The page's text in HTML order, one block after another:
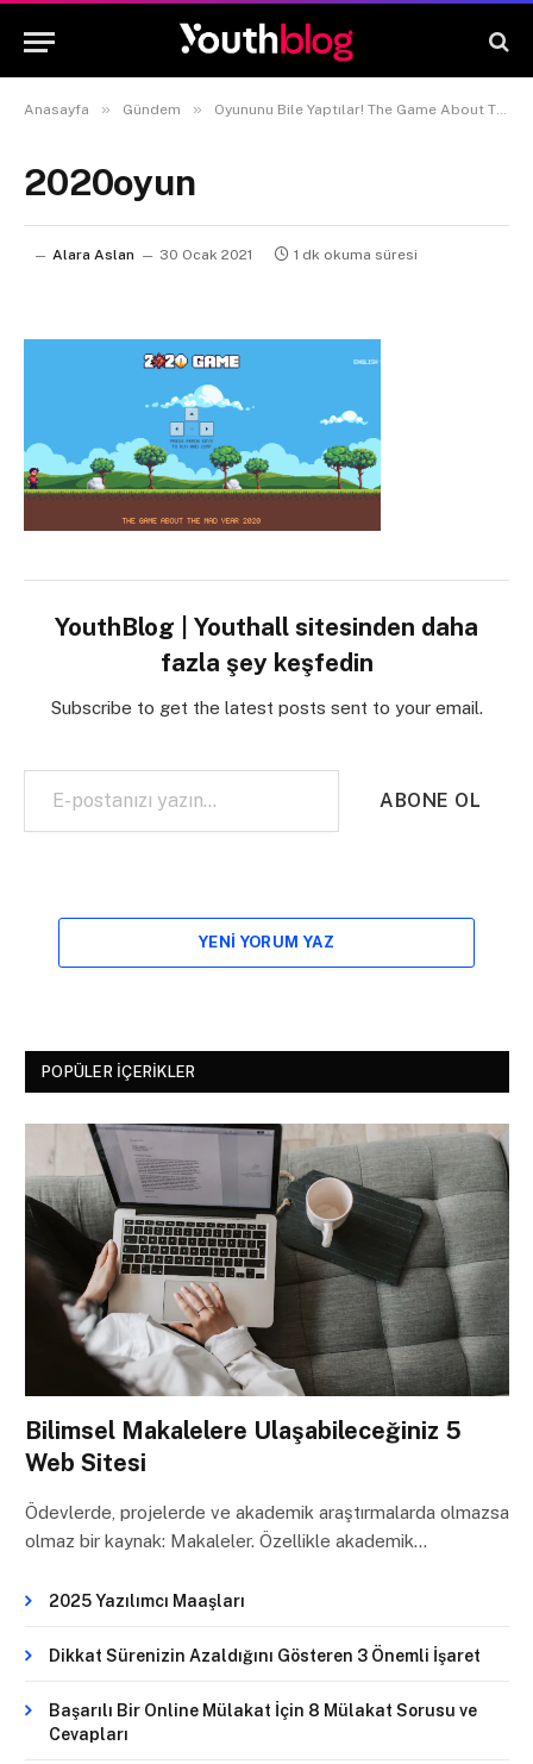
Anasayfa » Gündem » Oyununu Bile Yaptılar! The Game About The Mad Year 2020
2020oyun
Alara Aslan 30 Ocak 2021 1 dk okuma süresi
YouthBlog | Youthall sitesinden daha
fazla şey keşfedin
Subscribe to get the latest posts sent to your email.
E-postanızı yazın…
ABONE OL
YENI YORUM YAZ
POPÜLER İÇERIKLER
Bilimsel Makalelere Ulaşabileceğiniz 5
Web Sitesi
Ödevlerde, projelerde ve akademik araştırmalarda olmazsa
olmaz bir kaynak: Makaleler. Özellikle akademik…
2025 Yazılımcı Maaşları
Dikkat Sürenizin Azaldığını Gösteren 3 Önemli İşaret
Başarılı Bir Online Mülakat İçin 8 Mülakat Sorusu ve
Cevapları